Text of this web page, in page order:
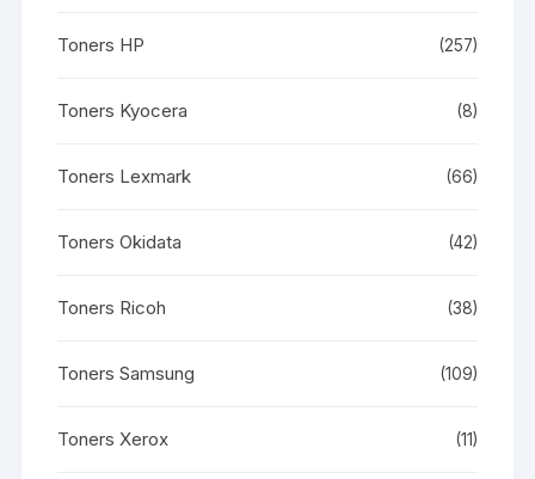
Toners HP (257)
Toners Kyocera (8)
Toners Lexmark (66)
Toners Okidata (42)
Toners Ricoh (38)
Toners Samsung (109)
Toners Xerox (11)